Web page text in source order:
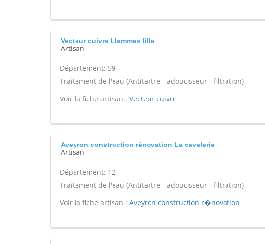
Vecteur cuivre Llemmes lille
Artisan
Département: 59
Traitement de l'eau (Antitartre - adoucisseur - filtration) -
Voir la fiche artisan : Vecteur cuivre
Aveyron construction rénovation La cavalerie
Artisan
Département: 12
Traitement de l'eau (Antitartre - adoucisseur - filtration) -
Voir la fiche artisan : Aveyron construction r�novation